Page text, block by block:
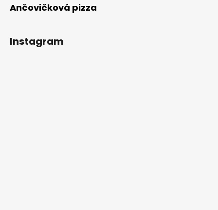
Ančovičková pizza
Instagram